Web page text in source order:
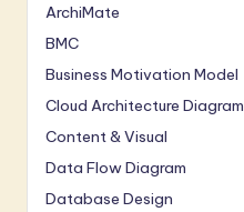
ArchiMate
BMC
Business Motivation Model
Cloud Architecture Diagram
Content & Visual
Data Flow Diagram
Database Design